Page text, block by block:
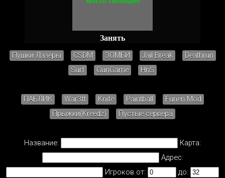
Занять
Пушки Лазеры CSDM ЗОМБИ Jail Break
Deathrun
Surf
GunGame HnS
ПАБЛИК War3ft Knife Paintball
Furien Mod
Прыжки(Kreedz)
Пустые сервера
Название:
Карта:
Адрес:
Игроков от:
до: